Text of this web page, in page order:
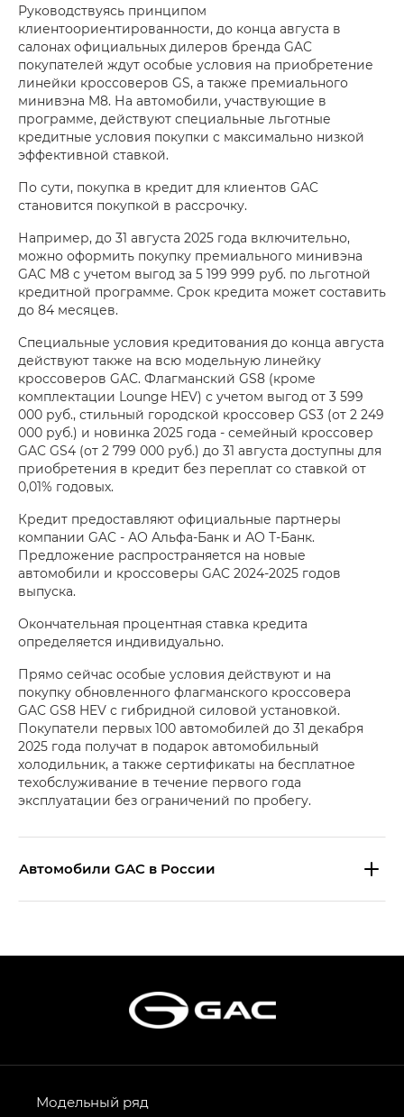
Руководствуясь принципом
клиентоориентированности, до конца августа в
салонах официальных дилеров бренда GAC
покупателей ждут особые условия на приобретение
линейки кроссоверов GS, а также премиального
минивэна M8. На автомобили, участвующие в
программе, действуют специальные льготные
кредитные условия покупки с максимально низкой
эффективной ставкой.
По сути, покупка в кредит для клиентов GAC
становится покупкой в рассрочку.
Например, до 31 августа 2025 года включительно,
можно оформить покупку премиального минивэна
GAC M8 с учетом выгод за 5 199 999 руб. по льготной
кредитной программе. Срок кредита может составить
до 84 месяцев.
Специальные условия кредитования до конца августа
действуют также на всю модельную линейку
кроссоверов GAC. Флагманский GS8 (кроме
комплектации Lounge HEV) с учетом выгод от 3 599
000 руб., стильный городской кроссовер GS3 (от 2 249
000 руб.) и новинка 2025 года - семейный кроссовер
GAC GS4 (от 2 799 000 руб.) до 31 августа доступны для
приобретения в кредит без переплат со ставкой от
0,01% годовых.
Кредит предоставляют официальные партнеры
компании GAC - АО Альфа-Банк и АО Т-Банк.
Предложение распространяется на новые
автомобили и кроссоверы GAC 2024-2025 годов
выпуска.
Окончательная процентная ставка кредита
определяется индивидуально.
Прямо сейчас особые условия действуют и на
покупку обновленного флагманского кроссовера
GAC GS8 HEV с гибридной силовой установкой.
Покупатели первых 100 автомобилей до 31 декабря
2025 года получат в подарок автомобильный
холодильник, а также сертификаты на бесплатное
техобслуживание в течение первого года
эксплуатации без ограничений по пробегу.
Aвтомобили GAC в России
Эс Икс ПРЕМИУМ — SX PREMIUM
S7 — Эс 7 (S7) в комплектациях
Эс Икс ПРЕМИУМ — SX PREMIUM, Эс Тэ — ST
в комплектации Экс ПРЕМИУМ — EX PREMIUM
AION V — Айон Ви в комплектациях Экс — EX,
Модельный ряд